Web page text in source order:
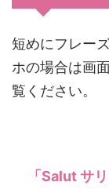
短めにフレー
ホの場合は画
覧ください。
「Salut サリ